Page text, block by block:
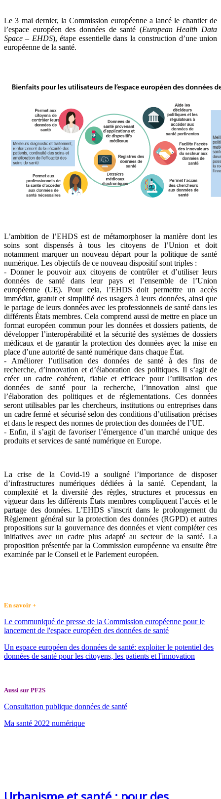
Le 3 mai dernier, la Commission européenne a lancé le chantier de
l’espace européen des données de santé (European Health Data
Space – EHDS), étape essentielle dans la construction d’une union
européenne de la santé.
L’ambition de l’EHDS est de métamorphoser la manière dont les
soins sont dispensés à tous les citoyens de l’Union et doit
notamment marquer un nouveau départ pour la politique de santé
numérique. Les objectifs de ce nouveau dispositif sont triples :
- Donner le pouvoir aux citoyens de contrôler et d’utiliser leurs
données de santé dans leur pays et l’ensemble de l’Union
européenne (UE). Pour cela, l’EHDS doit permettre un accès
immédiat, gratuit et simplifié des usagers à leurs données, ainsi que
le partage de leurs données avec les professionnels de santé dans les
différents États membres. Cela comprend aussi de mettre en place un
format européen commun pour les données et dossiers patients, de
développer l’interopérabilité et la sécurité des systèmes de dossiers
médicaux et de garantir la protection des données avec la mise en
place d’une autorité de santé numérique dans chaque État.
- Améliorer l’utilisation des données de santé à des fins de
recherche, d’innovation et d’élaboration des politiques. Il s’agit de
créer un cadre cohérent, fiable et efficace pour l’utilisation des
données de santé pour la recherche, l’innovation ainsi que
l’élaboration des politiques et de réglementations. Ces données
seront utilisables par les chercheurs, institutions ou entreprises dans
un cadre fermé et sécurisé selon des conditions d’utilisation précises
et dans le respect des normes de protection des données de l’UE.
- Enfin, il s’agit de favoriser l’émergence d’un marché unique des
produits et services de santé numérique en Europe.
La crise de la Covid-19 a souligné l’importance de disposer
d’infrastructures numériques dédiées à la santé. Cependant, la
complexité et la diversité des règles, structures et processus en
vigueur dans les différents États membres compliquent l’accès et le
partage des données. L’EHDS s’inscrit dans le prolongement du
Règlement général sur la protection des données (RGPD) et autres
propositions sur la gouvernance des données et vient compléter ces
initiatives avec un cadre plus adapté au secteur de la santé. La
proposition présentée par la Commission européenne va ensuite être
examinée par le Conseil et le Parlement européen.
En savoir +
Le communiqué de presse de la Commission européenne pour le
lancement de l'espace européen des données de santé
Un espace européen des données de santé: exploiter le potentiel des
données de santé pour les citoyens, les patients et l'innovation
Aussi sur PF2S
Consultation publique données de santé
Ma santé 2022 numérique